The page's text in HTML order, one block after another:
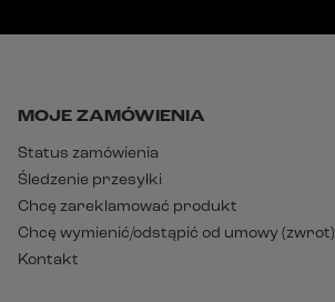
MOJE ZAMÓWIENIA
Status zamówienia
Śledzenie przesyłki
Chcę zareklamować produkt
Chcę wymienić/odstąpić od umowy (zwrot)
Kontakt